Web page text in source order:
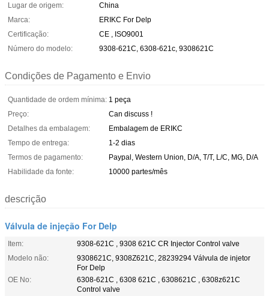
Lugar de origem:
China
Marca:
ERIKC For Delp
Certificação:
CE , ISO9001
Número do modelo:
9308-621C, 6308-621c, 9308621C
Condições de Pagamento e Envio
Quantidade de ordem mínima: 1 peça
Preço:
Can discuss !
Detalhes da embalagem:
Embalagem de ERIKC
Tempo de entrega:
1-2 dias
Termos de pagamento:
Paypal, Western Union, D/A, T/T, L/C, MG, D/A
Habilidade da fonte:
10000 partes/mês
descrição
Válvula de injeção For Delp
Item:
9308-621C , 9308 621C CR Injector Control valve
Modelo não:
9308621C, 9308Z621C, 28239294 Válvula de injetor
For Delp
OE No:
6308-621C , 6308 621C , 6308621C , 6308z621C
Control valve